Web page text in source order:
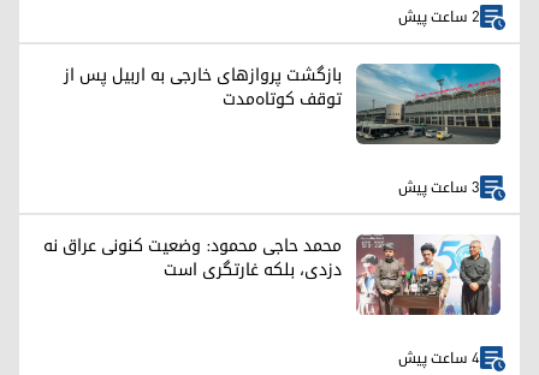
2 ساعت پیش
بازگشت پروازهای خارجی به اربیل پس از
توقف کوتاه‌مدت
3 ساعت پیش
محمد حاجی محمود: وضعیت کنونی عراق نه
دزدی، بلکه غارتگری است
4 ساعت پیش